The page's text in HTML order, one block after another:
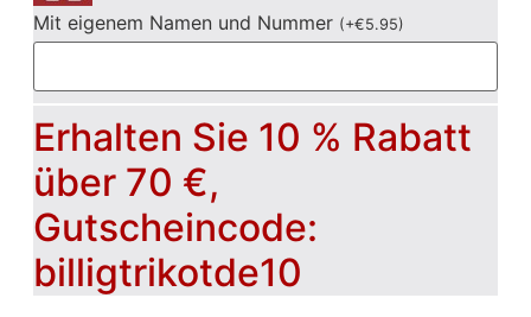
Mit eigenem Namen und Nummer (+€5.95)
Erhalten Sie 10 % Rabatt
über 70 €,
Gutscheincode:
billigtrikotde10